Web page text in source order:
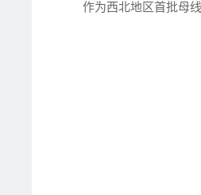
作为西北地区首批母